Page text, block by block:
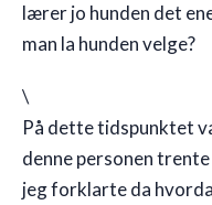
lærer jo hunden det
man la hunden velge?
\
På dette tidspunktet
denne personen
jeg forklarte da